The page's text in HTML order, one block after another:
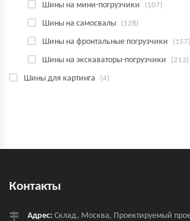
Шины на мини-погрузчики (107)
Шины на самосвалы (128)
Шины на фронтальные погрузчики (157)
Шины на экскаваторы-погрузчики (213)
Шины для картинга (4)
Контакты
Адрес: Склад, Москва, Проектируемый